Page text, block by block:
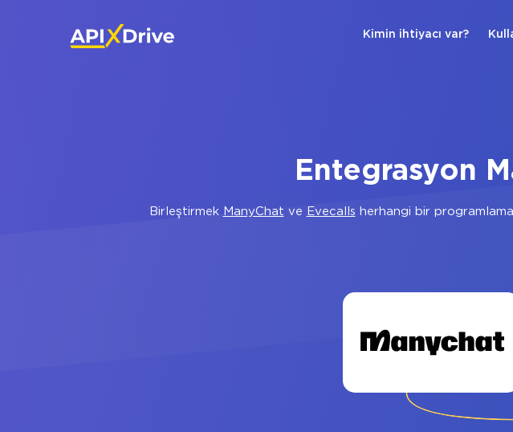
Kimin ihtiyacı var?
Entegrasyon
Birleştirmek ManyChat ve Evecalls herhangi bir